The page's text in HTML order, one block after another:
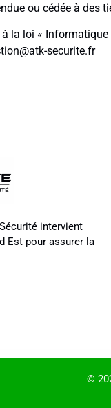
ou cédée à des
la loi « Informatique
securite.fr
intervient
Est pour assurer la
©